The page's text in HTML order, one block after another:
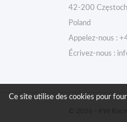
42-200
Poland
Appelez-nous :
Écrivez-nous :
Ce site utilise des cookies pour